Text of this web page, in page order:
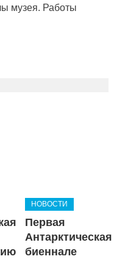
музея. Работы
НОВОСТИ
Первая
Антарктическая
биеннале